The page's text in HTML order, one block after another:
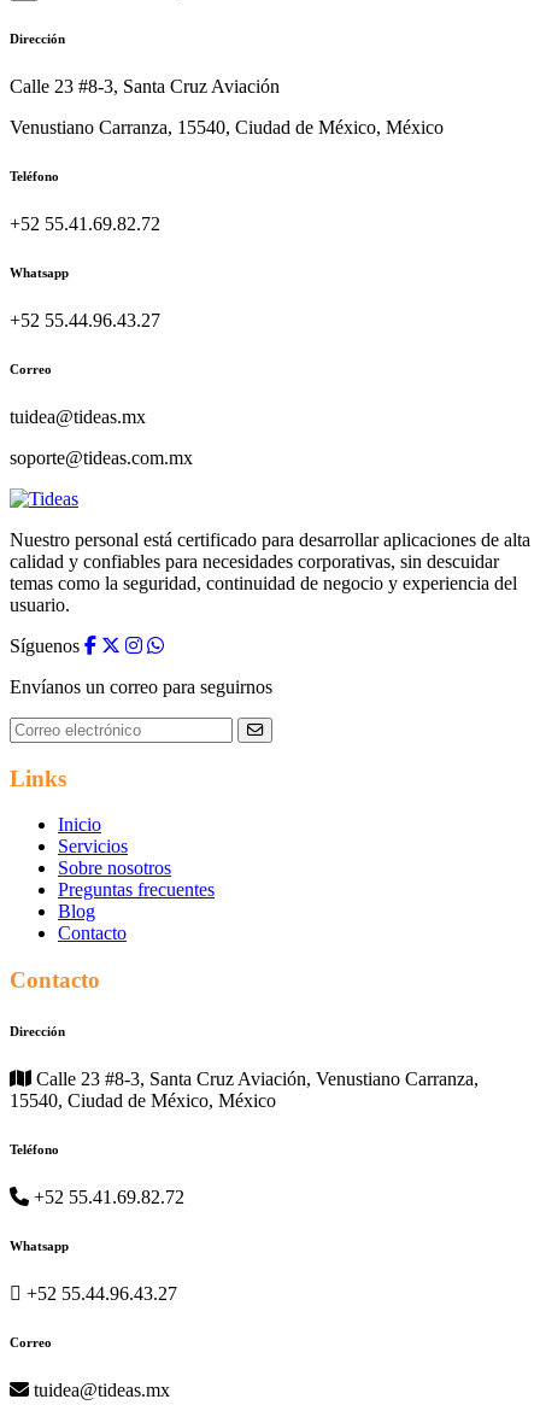
Dirección
Calle 23 #8-3, Santa Cruz Aviación
Venustiano Carranza, 15540, Ciudad de México, México
Teléfono
+52 55.41.69.82.72
Whatsapp
+52 55.44.96.43.27
Correo
tuidea@tideas.mx
soporte@tideas.com.mx
Nuestro personal está certificado para desarrollar aplicaciones de alta
calidad y confiables para necesidades corporativas, sin descuidar
temas como la seguridad, continuidad de negocio y experiencia del
usuario.
Síguenos
Envíanos un correo para seguirnos
Links
Inicio
Servicios
Sobre nosotros
Preguntas frecuentes
Blog
Contacto
Contacto
Dirección
Calle 23 #8-3, Santa Cruz Aviación, Venustiano Carranza,
15540, Ciudad de México, México
Teléfono
+52 55.41.69.82.72
Whatsapp
+52 55.44.96.43.27
Correo
tuidea@tideas.mx